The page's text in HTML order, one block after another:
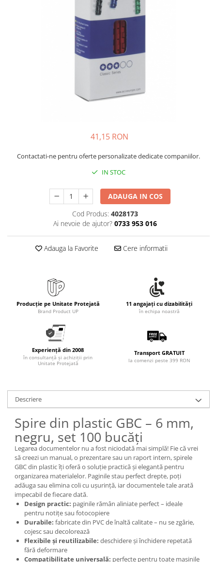
Instrumente de scris
Seturi de scris Premium
Instrumente de scris eco
Textmarkere
Rezerve instrumente scris
Tavite documente si suporturi
Ascutitori, radiere, agrafe
Foarfece pentru birou
Curatenie si igiena
Articole pentru baie
Articole pentru bucatarie
Maturi, mopuri si galeti
Hartie igienica, prosoape hartie si
Articole pentru rufe, casa,
geamuri, mobila
Intretinere si odorizante masina
Accesorii pentru curatenie
Tipografie si stampile
Formulare tipizate
Caiete si blocnotesuri
personalizate
Stampile, tusiere si tus
Protectia muncii si Imbracaminte
Imbracaminte
Tricouri
Bluze & Pulovere
41,15 RON
Contactati-ne pentru oferte personalizate dedicate companiilor.
IN STOC
ADAUGA IN COS
Cod Produs: 4028173
Ai nevoie de ajutor? 0733 953 016
Adauga la Favorite Cere informatii
Producție pe Unitate Protejată
Brand Product UP
11 angajați cu dizabilități
în echipa noastră
Experiență din 2008
în consultanță și achiziții prin
Unitate Protejată
Transport GRATUIT
la comenzi peste 399 RON
Descriere
Spire din plastic GBC – 6 mm,
negru, set 100 bucăți
Legarea documentelor nu a fost niciodată mai simplă! Fie că vrei
să creezi un manual, o prezentare sau un raport intern, spirele
GBC din plastic îți oferă o soluție practică și elegantă pentru
organizarea materialelor. Paginile stau perfect drepte, poți
adăuga sau elimina coli cu ușurință, iar documentele tale arată
impecabil de fiecare dată.
Design practic: paginile rămân aliniate perfect – ideale
pentru notițe sau fotocopiere
Durabile: fabricate din PVC de înaltă calitate – nu se zgârie,
cojesc sau decolorează
Flexibile și reutilizabile: deschidere și închidere repetată
fără deformare
Compatibilitate universală: perfecte pentru toate mașinile